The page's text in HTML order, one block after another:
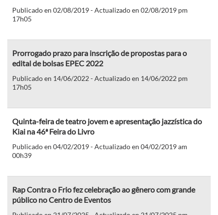
Publicado en 02/08/2019 - Actualizado en 02/08/2019 pm
17h05
Prorrogado prazo para inscrição de propostas para o
edital de bolsas EPEC 2022
Publicado en 14/06/2022 - Actualizado en 14/06/2022 pm
17h05
Quinta-feira de teatro jovem e apresentação jazzística do
Kiai na 46ª Feira do Livro
Publicado en 04/02/2019 - Actualizado en 04/02/2019 am
00h39
Rap Contra o Frio fez celebração ao gênero com grande
público no Centro de Eventos